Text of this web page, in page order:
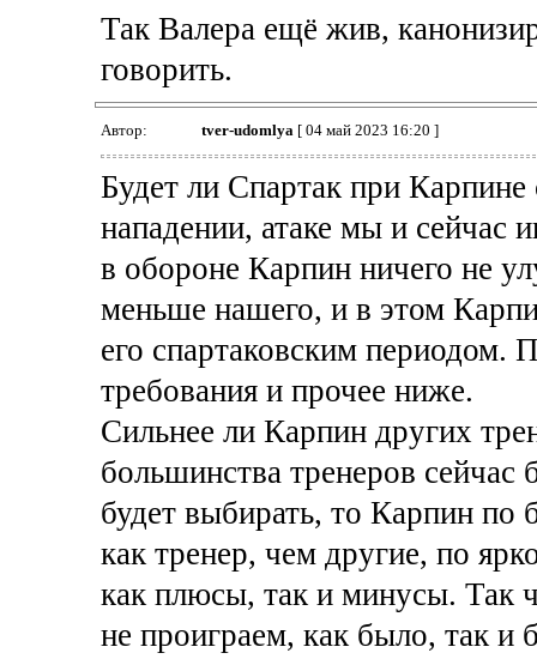
Так Валера ещё жив,
говорить.
Автор: tver-udomlya[ 04 май 2023 16:20 ]
Будет ли Спартак при
нападении, атаке мы и сейчас
в обороне Карпин ничего не
меньше нашего, и в этом
его спартаковским периодом.
требования и прочее ниже.
Сильнее ли Карпин других
большинства тренеров
будет выбирать, то Карпин
как тренер, чем другие, по
как плюсы, так и минусы. Так
не проиграем, как было, так и